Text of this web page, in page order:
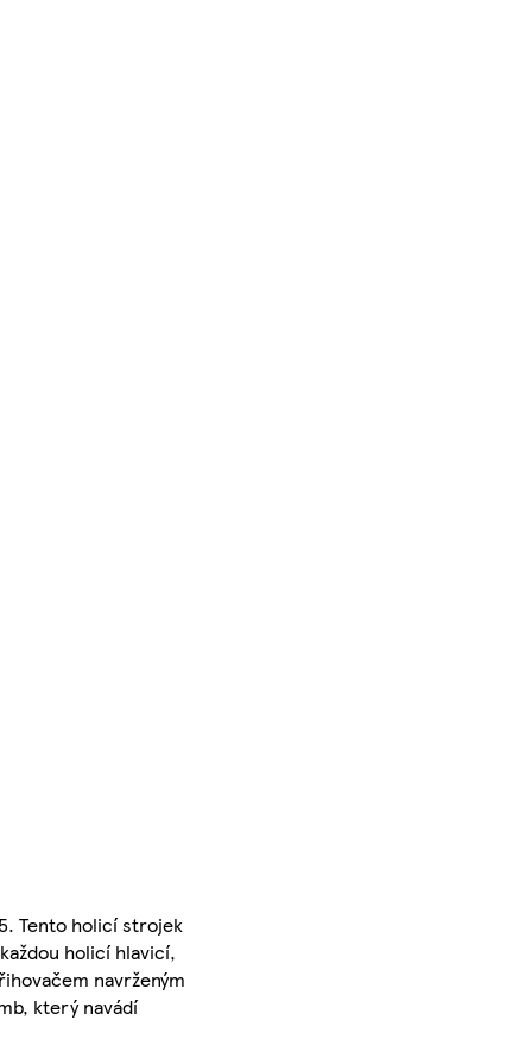
Tento holicí strojek
holicí hlavicí,
navrženým
který navádí